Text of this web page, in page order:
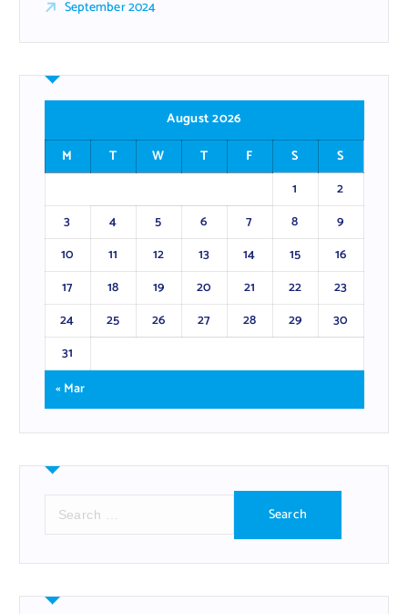
September 2024
August 2026
M
T W T F S
S
1
2
3
4 5 6 7 8
9
10
11 12 13 14 15
16
17
18 19 20 21 22
23
24
25 26 27 28 29
30
31
« Mar
r
h